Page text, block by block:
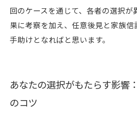
回のケースを通じて、各者の選択が
果に考察を加え、任意後見と家族信
手助けとなればと思います。
あなたの選択がもたらす影響
のコツ